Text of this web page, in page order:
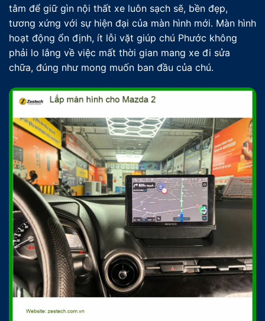
tâm để giữ gìn nội thất xe luôn sạch sẽ, bền đẹp,
tương xứng với sự hiện đại của màn hình mới. Màn hình
hoạt động ổn định, ít lỗi vặt giúp chú Phước không
phải lo lắng về việc mất thời gian mang xe đi sửa
chữa, đúng như mong muốn ban đầu của chú.